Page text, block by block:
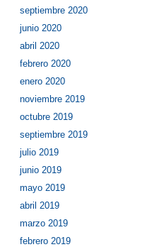
septiembre 2020
junio 2020
abril 2020
febrero 2020
enero 2020
noviembre 2019
octubre 2019
septiembre 2019
julio 2019
junio 2019
mayo 2019
abril 2019
marzo 2019
febrero 2019